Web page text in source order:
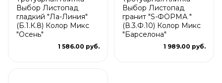
Выбор Листопад
гладкий "Ла-Линия"
(Б.1.К.8) Колор Микс
"Осень"
1 586.00 руб.
Выбор Листопад
гранит "S-ФОРМА "
(В.3.Ф.10) Колор Микс
"Барселона"
1 989.00 руб.